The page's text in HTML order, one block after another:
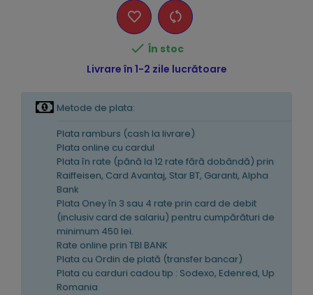
 În stoc
Livrare în 1-2 zile lucrătoare
Metode de plata:
Plata ramburs (cash la livrare)
Plata online cu cardul
Plata în rate (pănă la 12 rate fără dobândă) prin
Raiffeisen, Card Avantaj, Star BT, Garanti, Alpha
Bank
Plata Oney în 3 sau 4 rate prin card de debit
(inclusiv card de salariu) pentru cumpărături de
minimum 450 lei.
Rate online prin TBI BANK
Plata cu Ordin de plată (transfer bancar)
Plata cu carduri cadou tip : Sodexo, Edenred, Up
Romania